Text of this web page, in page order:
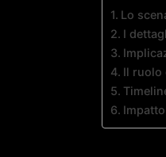
Lo
I
Il ruolo